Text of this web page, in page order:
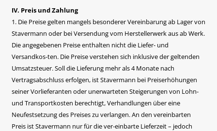
IV. Preis und Zahlung
1. Die Preise gelten mangels besonderer Vereinbarung ab Lager von
Stavermann oder bei Versendung vom Herstellerwerk aus ab Werk.
Die angegebenen Preise enthalten nicht die Liefer- und
Versandkos-ten. Die Preise verstehen sich inklusive der geltenden
Umsatzsteuer. Soll die Lieferung mehr als 4 Monate nach
Vertragsabschluss erfolgen, ist Stavermann bei Preiserhöhungen
seiner Vorlieferanten oder unerwarteten Steigerungen von Lohn-
und Transportkosten berechtigt, Verhandlungen über eine
Neufestsetzung des Preises zu verlangen. An den vereinbarten
Preis ist Stavermann nur für die ver-einbarte Lieferzeit – jedoch